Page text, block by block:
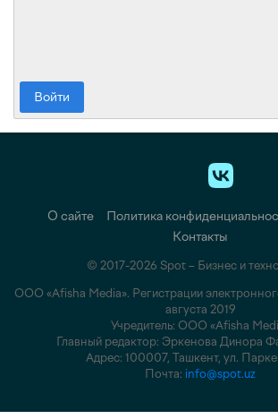
Войти
О сайте Политика
Контакты
© 2017-2026 Spot – Бизнес и
ООО «Afisha Media». Регистрации
августа 2019
Учредитель: ООО «Afisha
Главный редактор: Эркенова Динора
Адрес: 100007, Ташкент, ул.
Почта: info@spot.uz